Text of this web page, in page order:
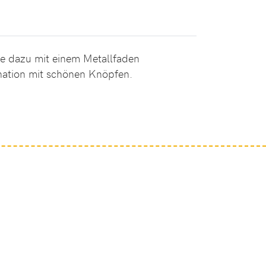
dazu mit einem Metallfaden
mit schönen Knöpfen.